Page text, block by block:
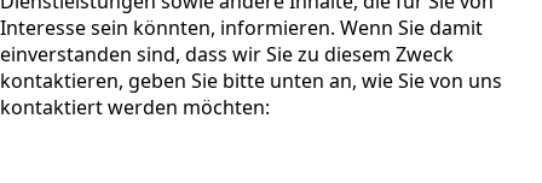
Interesse sein könnten, informieren. Wenn Sie damit
einverstanden sind, dass wir Sie zu diesem Zweck
kontaktieren, geben Sie bitte unten an, wie Sie von uns
kontaktiert werden möchten: